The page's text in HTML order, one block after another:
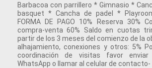
Barbacoa con parrillero * Gimnasio *
basquet * Cancha de padel *
FORMA DE PAGO 10% Reserva 30%
compra-venta 60% Saldo en cuotas
partir de los 3 meses del comienzo de la
alhajamiento, conexiones y otros: 5%
coordinación de visitas favor
WhatsApp o llamar al celular de contacto-